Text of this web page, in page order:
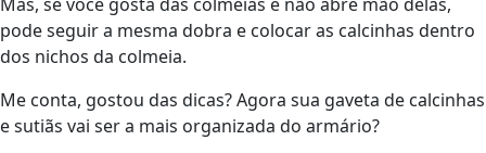
pode seguir a mesma dobra e colocar as calcinhas dentro
dos nichos da colmeia.
Me conta, gostou das dicas? Agora sua gaveta de calcinhas
e sutiãs vai ser a mais organizada do armário?